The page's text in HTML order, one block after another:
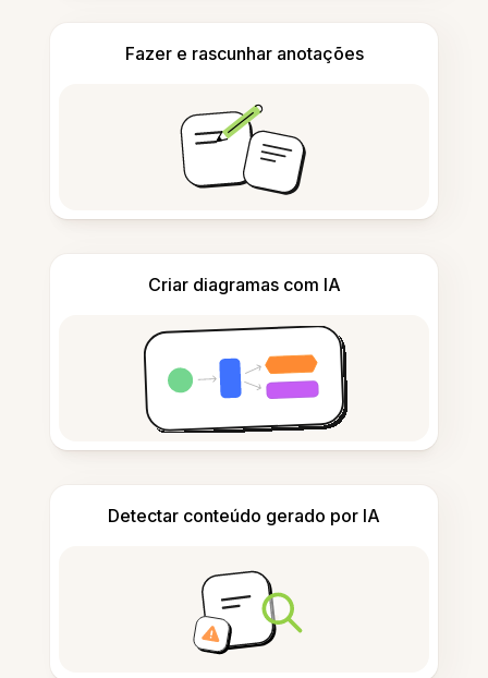
Fazer e rascunhar anotações
Criar diagramas com IA
Detectar conteúdo gerado por IA